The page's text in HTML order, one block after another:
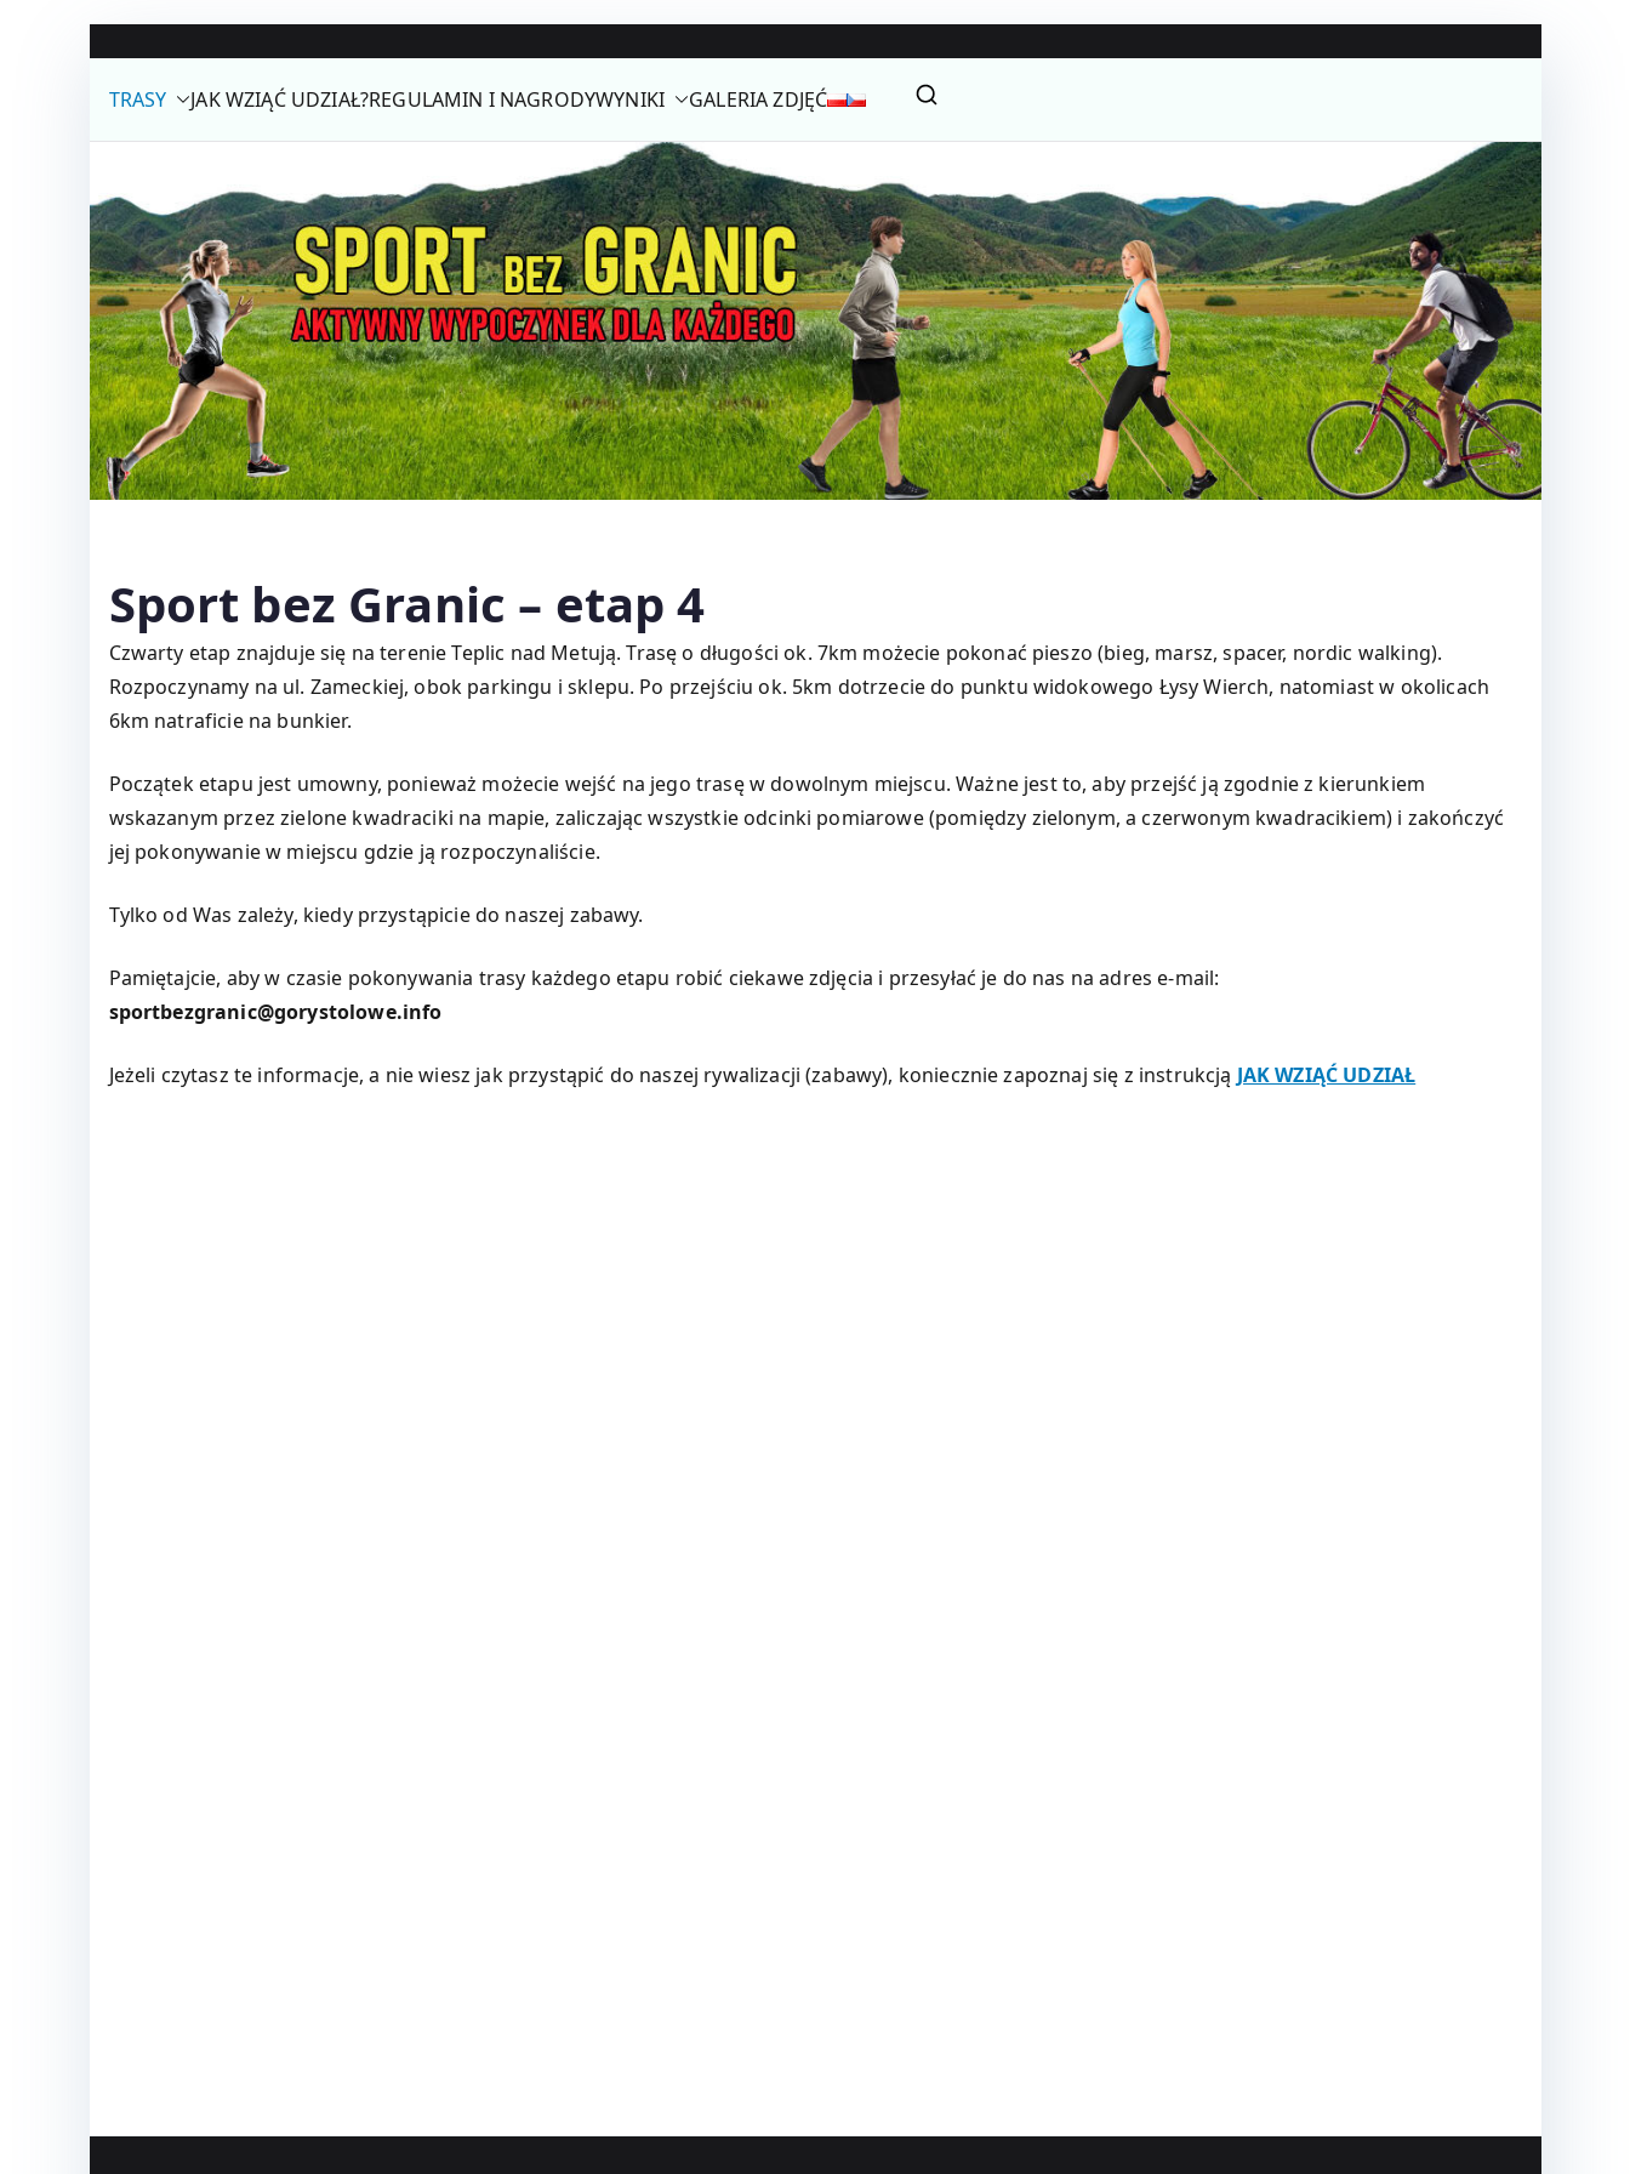
treści
TRASY JAK WZIĄĆ UDZIAŁ?REGULAMIN I NAGRODYWYNIKI GALERIA ZDJĘĆ
Sport bez Granic – etap 4
Czwarty etap znajduje się na terenie Teplic nad Metują. Trasę o długości ok. 7km możecie pokonać pieszo (bieg, marsz, spacer, nordic walking).
Rozpoczynamy na ul. Zameckiej, obok parkingu i sklepu. Po przejściu ok. 5km dotrzecie do punktu widokowego Łysy Wierch, natomiast w okolicach
6km natraficie na bunkier.
Początek etapu jest umowny, ponieważ możecie wejść na jego trasę w dowolnym miejscu. Ważne jest to, aby przejść ją zgodnie z kierunkiem
wskazanym przez zielone kwadraciki na mapie, zaliczając wszystkie odcinki pomiarowe (pomiędzy zielonym, a czerwonym kwadracikiem) i zakończyć
jej pokonywanie w miejscu gdzie ją rozpoczynaliście.
Tylko od Was zależy, kiedy przystąpicie do naszej zabawy.
Pamiętajcie, aby w czasie pokonywania trasy każdego etapu robić ciekawe zdjęcia i przesyłać je do nas na adres e-mail:
sportbezgranic@gorystolowe.info
Jeżeli czytasz te informacje, a nie wiesz jak przystąpić do naszej rywalizacji (zabawy), koniecznie zapoznaj się z instrukcją JAK WZIĄĆ UDZIAŁ